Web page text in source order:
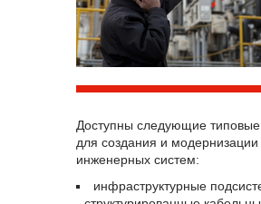
Доступны следующие
для создания и модернизации
инженерных систем:
инфраструктурные